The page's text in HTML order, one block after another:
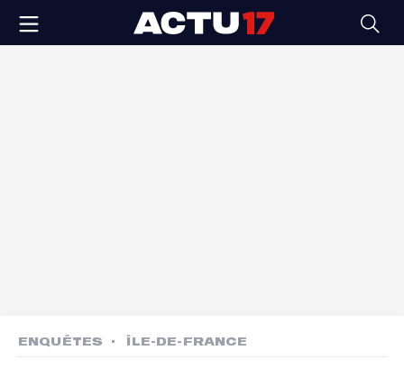
ENQUÊTES ÎLE-DE-FRANCE